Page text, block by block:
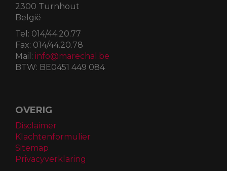
2300 Turnhout
België
Tel: 014/44.20.77
Fax: 014/44.20.78
Mail: info@marechal.be
BTW: BE0451 449 084
OVERIG
Disclaimer
Klachtenformulier
Sitemap
Privacyverklaring